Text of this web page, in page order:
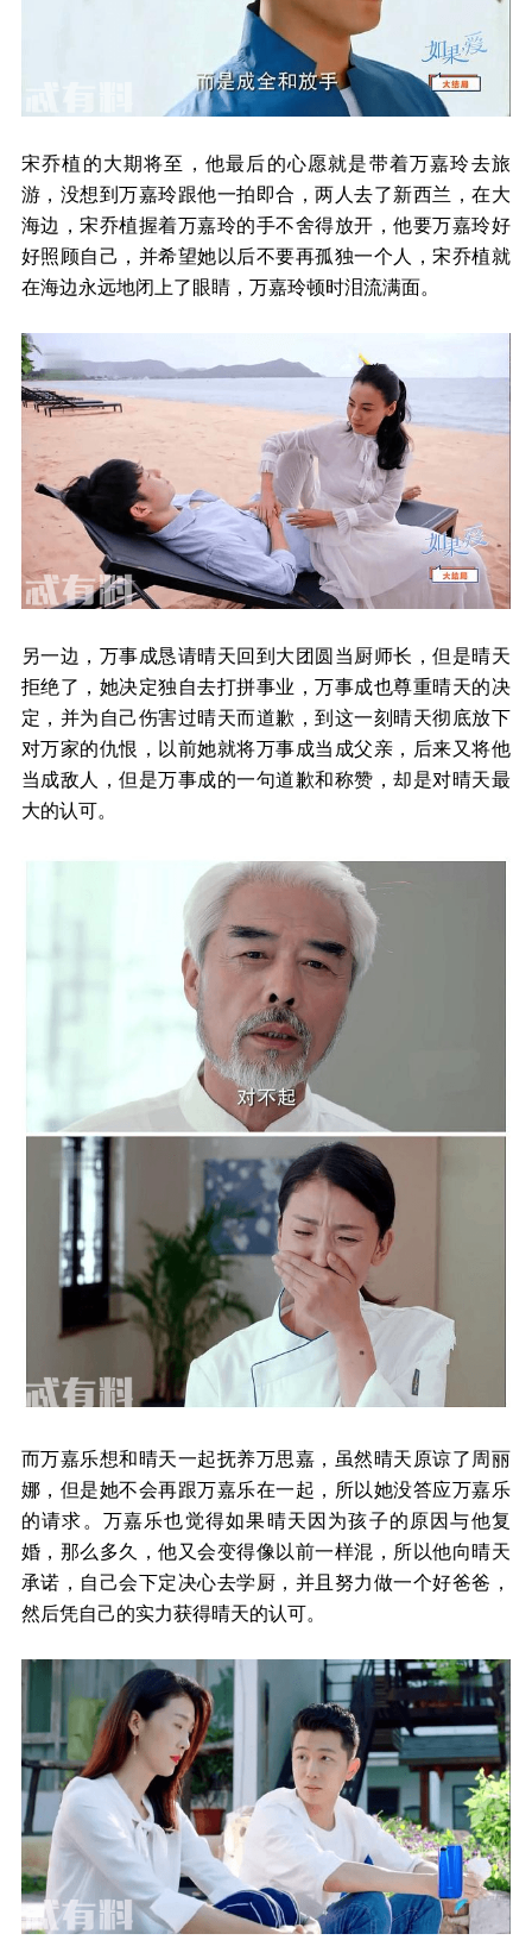
宋乔植的大期将至，他最后的心愿就是带着万嘉玲去旅
游，没想到万嘉玲跟他一拍即合，两人去了新西兰，在大
海边，宋乔植握着万嘉玲的手不舍得放开，他要万嘉玲好
好照顾自己，并希望她以后不要再孤独一个人，宋乔植就
在海边永远地闭上了眼睛，万嘉玲顿时泪流满面。
另一边，万事成恳请晴天回到大团圆当厨师长，但是晴天
拒绝了，她决定独自去打拼事业，万事成也尊重晴天的决
定，并为自己伤害过晴天而道歉，到这一刻晴天彻底放下
对万家的仇恨，以前她就将万事成当成父亲，后来又将他
当成敌人，但是万事成的一句道歉和称赞，却是对晴天最
大的认可。
而万嘉乐想和晴天一起抚养万思嘉，虽然晴天原谅了周丽
娜，但是她不会再跟万嘉乐在一起，所以她没答应万嘉乐
的请求。万嘉乐也觉得如果晴天因为孩子的原因与他复
婚，那么多久，他又会变得像以前一样混，所以他向晴天
承诺，自己会下定决心去学厨，并且努力做一个好爸爸，
然后凭自己的实力获得晴天的认可。